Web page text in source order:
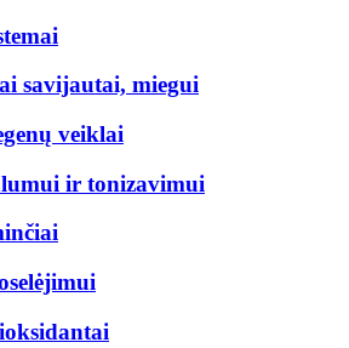
savijautai, miegui
veiklai
ir tonizavimui